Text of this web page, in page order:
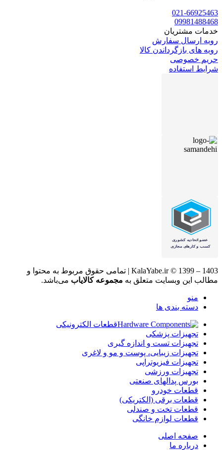
021-66925463
09981488468
خدمات مشتریان
رویه ارسال سفارش
رویه های بازگرداندن کالا
حریم خصوصی
شرایط استفاده
KalaYabe.ir © 1399 – 1403 | تمامی حقوق مربوط به محتوا و
مطالب این وبسایت متعلق به مجموعه کالایاب می‌باشد.
منو
دسته بندی ها
قطعات الکترونیکی
تجهیزات پزشکی
تجهیزات تست و اندازه گیری
تجهیزات زیبایی، پوست و مو و لاغری
تجهیزات فیزیوتراپی
تجهیزات ورزشی
بورس پدالهای صنعتی
قطعات خودرو
قطعات برقی (الکتریکی)
قطعات تخت و صندلی
قطعات لوازم خانگی
صفحه اصلی
درباره ما